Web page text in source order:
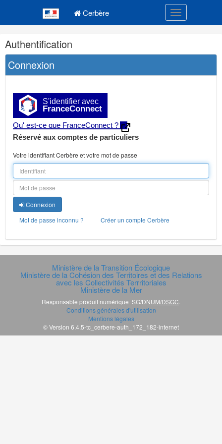
Cerbère Toggle
Navigation
et
outils
annexes
Authentification
Connexion
S'identifier avec
FranceConnect
Qu' est-ce que FranceConnect ?
Réservé aux comptes de particuliers
Votre identifiant Cerbère et votre mot de passe
Connexion
Mot de passe inconnu ?
Créer un compte Cerbère
Ministère de la Transition Écologique
Ministère de la Cohésion des Territoires et des Relations
avec les Collectivités Terrritoriales
Ministère de la Mer
Responsable produit numérique SG/DNUM/DSGC.
Conditions générales d'utilisation
Mentions légales
© Version 6.4.5-tc_cerbere-auth_172_182-internet